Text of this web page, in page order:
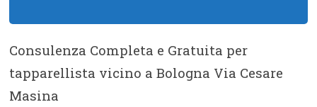
Consulenza Completa e Gratuita per
tapparellista vicino a Bologna Via Cesare
Masina